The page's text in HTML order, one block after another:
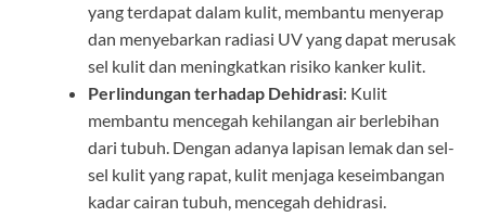
yang terdapat dalam kulit, membantu menyerap
dan menyebarkan radiasi UV yang dapat merusak
sel kulit dan meningkatkan risiko kanker kulit.
Perlindungan terhadap Dehidrasi: Kulit
membantu mencegah kehilangan air berlebihan
dari tubuh. Dengan adanya lapisan lemak dan sel-
sel kulit yang rapat, kulit menjaga keseimbangan
kadar cairan tubuh, mencegah dehidrasi.